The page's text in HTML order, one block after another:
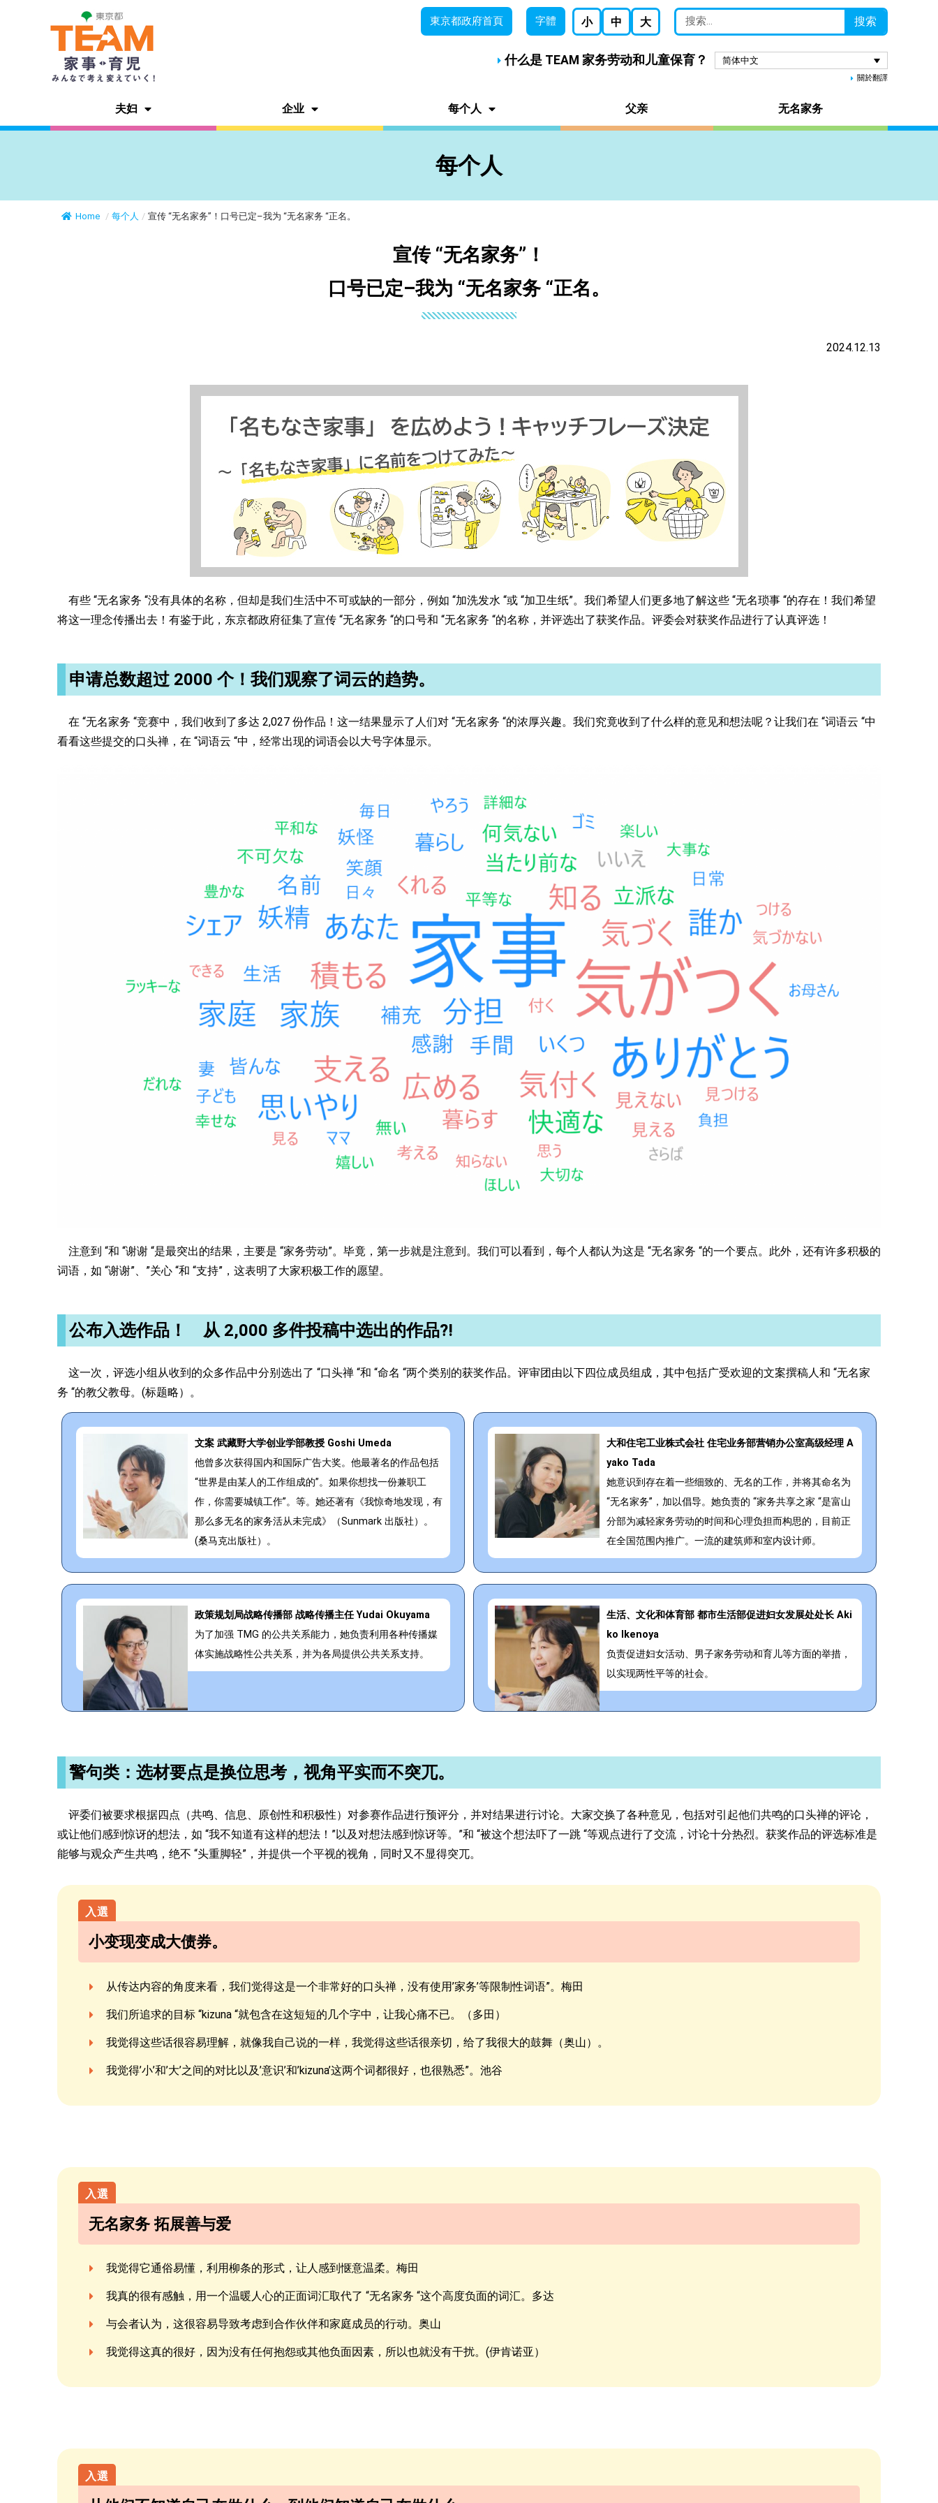
東京都政府首頁 字體 小 中 大 搜索
什么是 TEAM 家务劳动和儿童保育？ 简体中文
關於翻譯
夫妇 企业 每个人 父亲 无名家务
每个人
Home / 每个人 / 宣传 “无名家务”！口号已定–我为 “无名家务 “正名。
宣传 “无名家务”！
口号已定–我为 “无名家务 “正名。
2024.12.13
有些 “无名家务 “没有具体的名称，但却是我们生活中不可或缺的一部分，例如 “加洗发水 “或 “加卫生纸”。我们希望人们更多地了解这些 “无名琐事 “的存在！我们希望
将这一理念传播出去！有鉴于此，东京都政府征集了宣传 “无名家务 “的口号和 “无名家务 “的名称，并评选出了获奖作品。评委会对获奖作品进行了认真评选！
申请总数超过 2000 个！我们观察了词云的趋势。
在 “无名家务 “竞赛中，我们收到了多达 2,027 份作品！这一结果显示了人们对 “无名家务 “的浓厚兴趣。我们究竟收到了什么样的意见和想法呢？让我们在 “词语云 “中
看看这些提交的口头禅，在 “词语云 “中，经常出现的词语会以大号字体显示。
注意到 “和 “谢谢 “是最突出的结果，主要是 “家务劳动”。毕竟，第一步就是注意到。我们可以看到，每个人都认为这是 “无名家务 “的一个要点。此外，还有许多积极的
词语，如 “谢谢”、”关心 “和 “支持”，这表明了大家积极工作的愿望。
公布入选作品！ 从 2,000 多件投稿中选出的作品⁈
这一次，评选小组从收到的众多作品中分别选出了 “口头禅 “和 “命名 “两个类别的获奖作品。评审团由以下四位成员组成，其中包括广受欢迎的文案撰稿人和 “无名家
务 “的教父教母。(标题略）。
文案 武藏野大学创业学部教授 Goshi Umeda
他曾多次获得国内和国际广告大奖。他最著名的作品包括
“世界是由某人的工作组成的”。如果你想找一份兼职工
作，你需要城镇工作”。等。她还著有《我惊奇地发现，有
那么多无名的家务活从未完成》（Sunmark 出版社）。
(桑马克出版社）。
大和住宅工业株式会社 住宅业务部营销办公室高级经理 A
yako Tada
她意识到存在着一些细致的、无名的工作，并将其命名为
“无名家务”，加以倡导。她负责的 “家务共享之家 “是富山
分部为减轻家务劳动的时间和心理负担而构思的，目前正
在全国范围内推广。一流的建筑师和室内设计师。
政策规划局战略传播部 战略传播主任 Yudai Okuyama
为了加强 TMG 的公共关系能力，她负责利用各种传播媒
体实施战略性公共关系，并为各局提供公共关系支持。
生活、文化和体育部 都市生活部促进妇女发展处处长 Aki
ko Ikenoya
负责促进妇女活动、男子家务劳动和育儿等方面的举措，
以实现两性平等的社会。
警句类：选材要点是换位思考，视角平实而不突兀。
评委们被要求根据四点（共鸣、信息、原创性和积极性）对参赛作品进行预评分，并对结果进行讨论。大家交换了各种意见，包括对引起他们共鸣的口头禅的评论，
或让他们感到惊讶的想法，如 “我不知道有这样的想法！”以及对想法感到惊讶等。”和 “被这个想法吓了一跳 “等观点进行了交流，讨论十分热烈。获奖作品的评选标准是
能够与观众产生共鸣，绝不 “头重脚轻”，并提供一个平视的视角，同时又不显得突兀。
小变现变成大债券。
从传达内容的角度来看，我们觉得这是一个非常好的口头禅，没有使用’家务’等限制性词语”。梅田
我们所追求的目标 “kizuna “就包含在这短短的几个字中，让我心痛不已。（多田）
我觉得这些话很容易理解，就像我自己说的一样，我觉得这些话很亲切，给了我很大的鼓舞（奥山）。
我觉得’小’和’大’之间的对比以及’意识’和’kizuna’这两个词都很好，也很熟悉”。池谷
无名家务 拓展善与爱
我觉得它通俗易懂，利用柳条的形式，让人感到惬意温柔。梅田
我真的很有感触，用一个温暖人心的正面词汇取代了 “无名家务 “这个高度负面的词汇。多达
与会者认为，这很容易导致考虑到合作伙伴和家庭成员的行动。奥山
我觉得这真的很好，因为没有任何抱怨或其他负面因素，所以也就没有干扰。(伊肯诺亚）